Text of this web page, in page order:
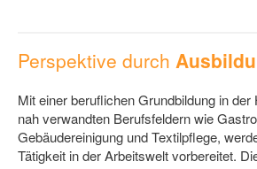
Perspektive durch
Mit einer beruflichen Grundbildung in
nah verwandten Berufsfeldern wie
Gebäudereinigung und Textilpflege,
Tätigkeit in der Arbeitswelt vorbereitet.